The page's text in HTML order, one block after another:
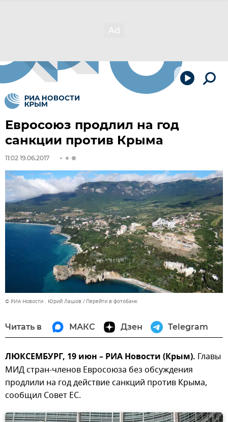
Евросоюз продлил на год
санкции против Крыма
11:02 19.06.2017
© РИА Новости . Юрий Лашов Перейти в фотобанк
Читать в МАКС Дзен Telegram
ЛЮКСЕМБУРГ, 19 июн – РИА Новости (Крым). Главы
МИД стран-членов Евросоюза без обсуждения
продлили на год действие санкций против Крыма,
сообщил Совет ЕС.